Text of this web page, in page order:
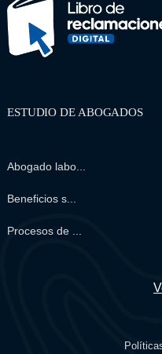
ESTUDIO DE ABOGADOS
Abogado labo...
Beneficios s...
Procesos de ...